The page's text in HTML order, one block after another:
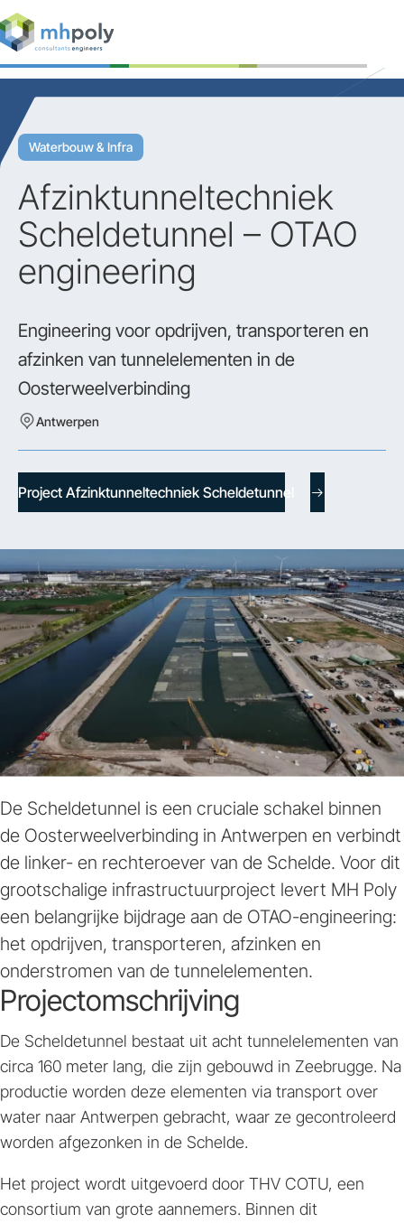
Expertises
Projecten
Werken bij
Contact
Waterbouw & Infra
Afzinktunneltechniek
Scheldetunnel – OTAO
engineering
Engineering voor opdrijven, transporteren en
afzinken van tunnelelementen in de
Oosterweelverbinding
Antwerpen
Project Afzinktunneltechniek Scheldetunnel
De Scheldetunnel is een cruciale schakel binnen
de Oosterweelverbinding in Antwerpen en verbindt
de linker- en rechteroever van de Schelde. Voor dit
grootschalige infrastructuurproject levert MH Poly
een belangrijke bijdrage aan de OTAO-engineering:
het opdrijven, transporteren, afzinken en
onderstromen van de tunnelelementen.
Projectomschrijving
De Scheldetunnel bestaat uit acht tunnelelementen van
circa 160 meter lang, die zijn gebouwd in Zeebrugge. Na
productie worden deze elementen via transport over
water naar Antwerpen gebracht, waar ze gecontroleerd
worden afgezonken in de Schelde.
Het project wordt uitgevoerd door THV COTU, een
consortium van grote aannemers. Binnen dit